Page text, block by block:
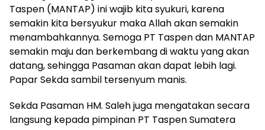
Taspen (MANTAP) ini wajib kita syukuri, karena
semakin kita bersyukur maka Allah akan semakin
menambahkannya. Semoga PT Taspen dan MANTAP
semakin maju dan berkembang di waktu yang akan
datang, sehingga Pasaman akan dapat lebih lagi.
Papar Sekda sambil tersenyum manis.
Sekda Pasaman HM. Saleh juga mengatakan secara
langsung kepada pimpinan PT Taspen Sumatera